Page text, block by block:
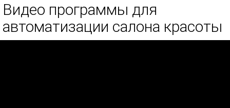
Видео программы для
автоматизации салона красоты